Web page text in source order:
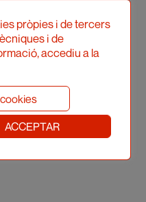
II
pròpies i de tercers
i de
accediu a la
ACCEPTAR